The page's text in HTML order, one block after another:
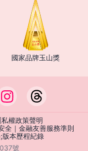
國家品牌玉山獎
權政策聲明
全 ｜ 金融友善服務準則
本歷程紀錄
號